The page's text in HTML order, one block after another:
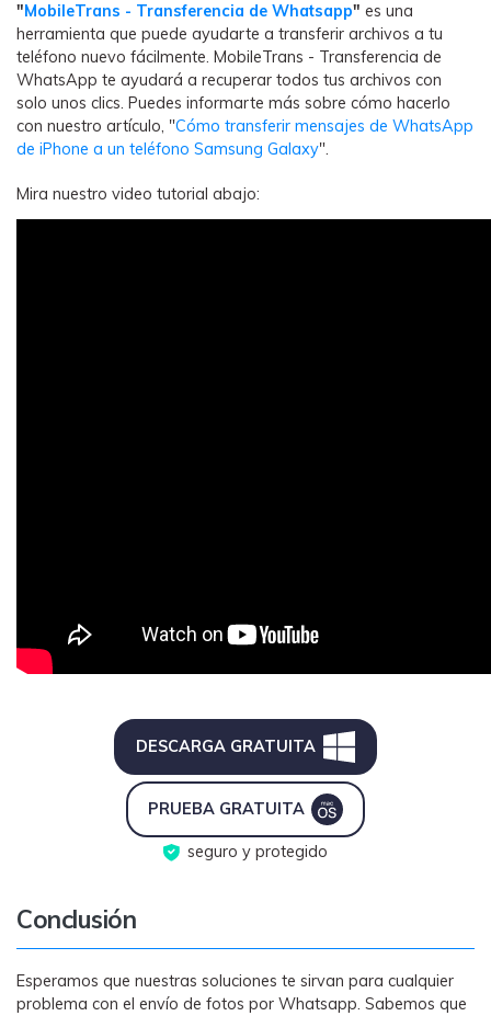
"MobileTrans - Transferencia de Whatsapp" es una
herramienta que puede ayudarte a transferir archivos a tu
teléfono nuevo fácilmente. MobileTrans - Transferencia de
WhatsApp te ayudará a recuperar todos tus archivos con
solo unos clics. Puedes informarte más sobre cómo hacerlo
con nuestro artículo, "Cómo transferir mensajes de WhatsApp
de iPhone a un teléfono Samsung Galaxy".
Mira nuestro video tutorial abajo:
DESCARGA GRATUITA
PRUEBA GRATUITA
seguro y protegido
Conclusión
Esperamos que nuestras soluciones te sirvan para cualquier
problema con el envío de fotos por Whatsapp. Sabemos que